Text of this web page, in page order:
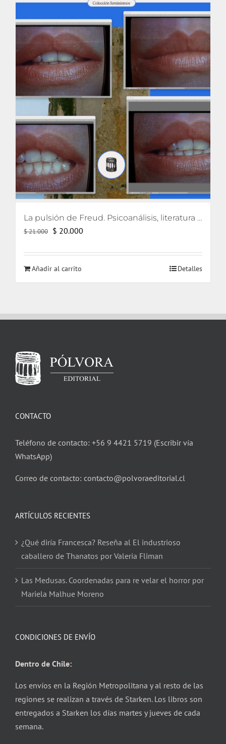
La pulsión de Freud. Psicoanálisis, literatura y cine
$21.000 El
original
era:
$ 20.000
actual
Añadir al carrito Detalles
CONTACTO
Teléfono de contacto: +56 9 4421 5719 (Escribir vía
WhatsApp)
Correo de contacto: contacto@polvoraeditorial.cl
ARTÍCULOS RECIENTES
¿Qué diría Francesca? Reseña al El industrioso
caballero de Thanatos por Valeria Fliman
Las Medusas. Coordenadas para re velar el horror por
Mariela Malhue Moreno
CONDICIONES DE ENVÍO
Dentro de Chile:
Los envíos en la Región Metropolitana y al resto de las
regiones se realizan a través de Starken. Los libros son
entregados a Starken los días martes y jueves de cada
semana.